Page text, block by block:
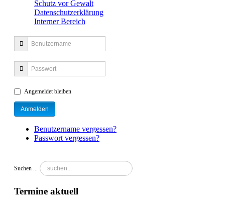
Schutz vor Gewalt
Datenschutzerklärung
Interner Bereich
Angemeldet bleiben
Benutzername vergessen?
Passwort vergessen?
Suchen ...
Termine aktuell